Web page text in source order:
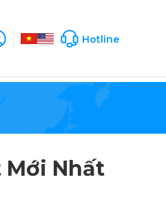
Company Profile
Hotline
Mới Nhất